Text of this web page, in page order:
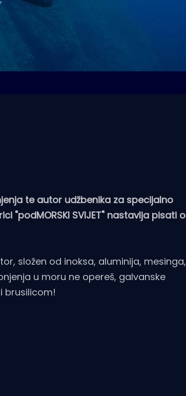
te autor udžbenika za specijalno
"podMORSKI SVIJET" nastavlja pisati o
složen od inoksa, aluminija, mesinga,
u moru ne opereš, galvanske
brusilicom!